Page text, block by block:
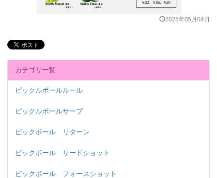
2025年05月04日
カテゴリ一覧
ピックルボールルール
ピックルボールサーブ
ピックボール リターン
ピックボール サードショット
ピックボール フォースショット